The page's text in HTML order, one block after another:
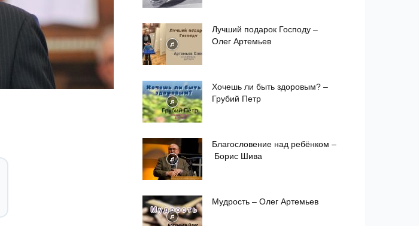
Лучший подарок Господу –
Олег Артемьев
Хочешь ли быть здоровым? –
Грубий Петр
Благословение над ребёнком –
Борис Шива
Мудрость – Олег Артемьев